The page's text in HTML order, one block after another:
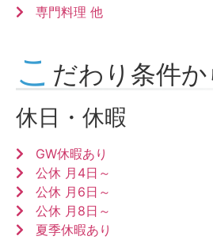
専門料理 他
こ だわり条件
休日・休暇
GW休暇あり
公休 月4日～
公休 月6日～
公休 月8日～
夏季休暇あり